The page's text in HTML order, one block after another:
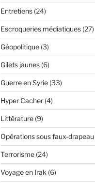
Entretiens(24)
Escroqueries médiatiques(27)
Géopolitique(3)
Gilets jaunes(6)
Guerre en Syrie(33)
Hyper Cacher(4)
Littérature(9)
Opérations sous faux-drapeau
Terrorisme(24)
Voyage en Irak (6)